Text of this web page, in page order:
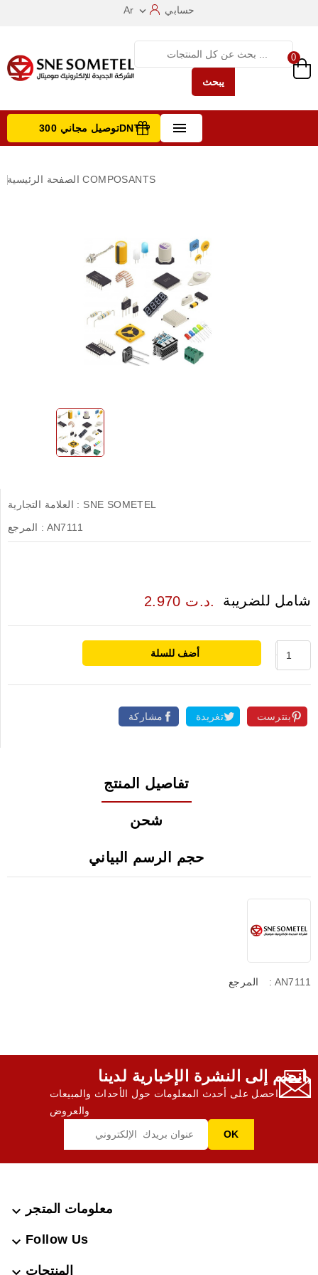
Ar  حسابي
يبحث
0
 توصيل مجاني 300DNT +
الصفحة الرئيسية COMPOSANTS
العلامة التجارية : SNE SOMETEL
المرجع : AN7111
2.970 د.ت. شامل للضريبة
أضف للسلة
مشاركة تغريدة بنترست
تفاصيل المنتج
شحن
حجم الرسم البياني
المرجع : AN7111
انضم إلى النشرة الإخبارية لدينا,
احصل على أحدث المعلومات حول الأحداث والمبيعات
والعروض
معلومات المتجر 
Follow Us

المنتجات